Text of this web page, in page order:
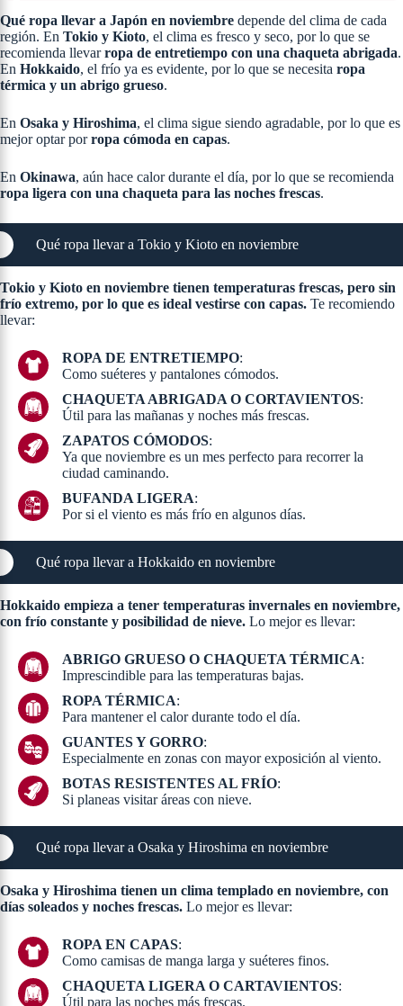
Qué ropa llevar a Japón en noviembre depende del clima de cada
región. En Tokio y Kioto, el clima es fresco y seco, por lo que se
recomienda llevarropa de entretiempo con una chaqueta abrigada.
En Hokkaido, el frío ya es evidente, por lo que se necesita ropa
térmica y un abrigo grueso.
En Osaka y Hiroshima, el clima sigue siendo agradable, por lo que es
mejor optar porropa cómoda en capas.
En Okinawa, aún hace calor durante el día, por lo que se recomienda
ropa ligera con una chaqueta para las noches frescas.
Qué ropa llevar a Tokio y Kioto en noviembre
Tokio y Kioto en noviembre tienen temperaturas frescas, pero sin
frío extremo, por lo que es ideal vestirse con capas. Te recomiendo
llevar:
ROPA DE ENTRETIEMPO:
Como suéteres y pantalones cómodos.
CHAQUETA ABRIGADA O CORTAVIENTOS:
Útil para las mañanas y noches más frescas.
ZAPATOS CÓMODOS:
Ya que noviembre es un mes perfecto para recorrer la
ciudad caminando.
BUFANDA LIGERA:
Por si el viento es más frío en algunos días.
Qué ropa llevar a Hokkaido en noviembre
Hokkaido empieza a tener temperaturas invernales en noviembre,
con frío constante y posibilidad de nieve. Lo mejor es llevar:
ABRIGO GRUESO O CHAQUETA TÉRMICA:
Imprescindible para las temperaturas bajas.
ROPA TÉRMICA:
Para mantener el calor durante todo el día.
GUANTES Y GORRO:
Especialmente en zonas con mayor exposición al viento.
BOTAS RESISTENTES AL FRÍO:
Si planeas visitar áreas con nieve.
Qué ropa llevar a Osaka y Hiroshima en noviembre
Osaka y Hiroshima tienen un clima templado en noviembre, con
días soleados y noches frescas. Lo mejor es llevar:
ROPA EN CAPAS:
Como camisas de manga larga y suéteres finos.
CHAQUETA LIGERA O CARTAVIENTOS:
Útil para las noches más frescas.